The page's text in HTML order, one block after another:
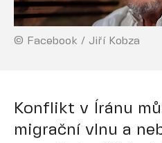
© Facebook / Jiří Kobza
Konflikt v Íránu
migrační vlnu a